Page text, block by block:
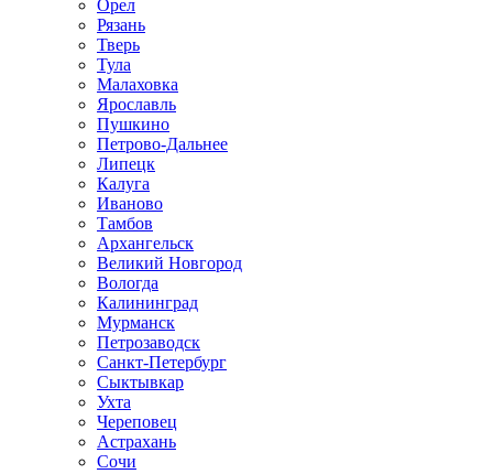
Орел
Рязань
Тверь
Тула
Малаховка
Ярославль
Пушкино
Петрово-Дальнее
Липецк
Калуга
Иваново
Тамбов
Архангельск
Великий Новгород
Вологда
Калининград
Мурманск
Петрозаводск
Санкт-Петербург
Сыктывкар
Ухта
Череповец
Астрахань
Сочи